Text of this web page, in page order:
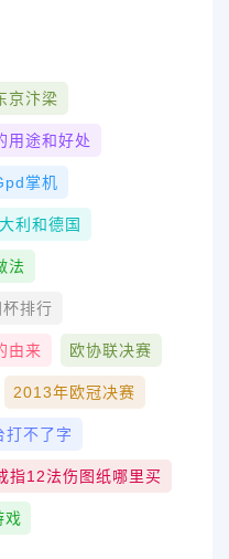
京汴梁
用途和好处
掌机
利和德国
法
杯排行
由来 欧协联决赛
2013年欧冠决赛
打不了字
指12法伤图纸哪里买
戏